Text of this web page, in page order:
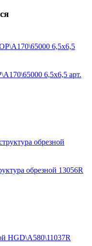
6,5х6,5 арт.
обрезной 13056R